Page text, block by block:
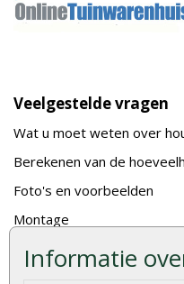
Informatie
Veelgestelde vragen
Wat u moet weten over
Berekenen van de
Foto's en voorbeelden
Montage
Gekeurd hout